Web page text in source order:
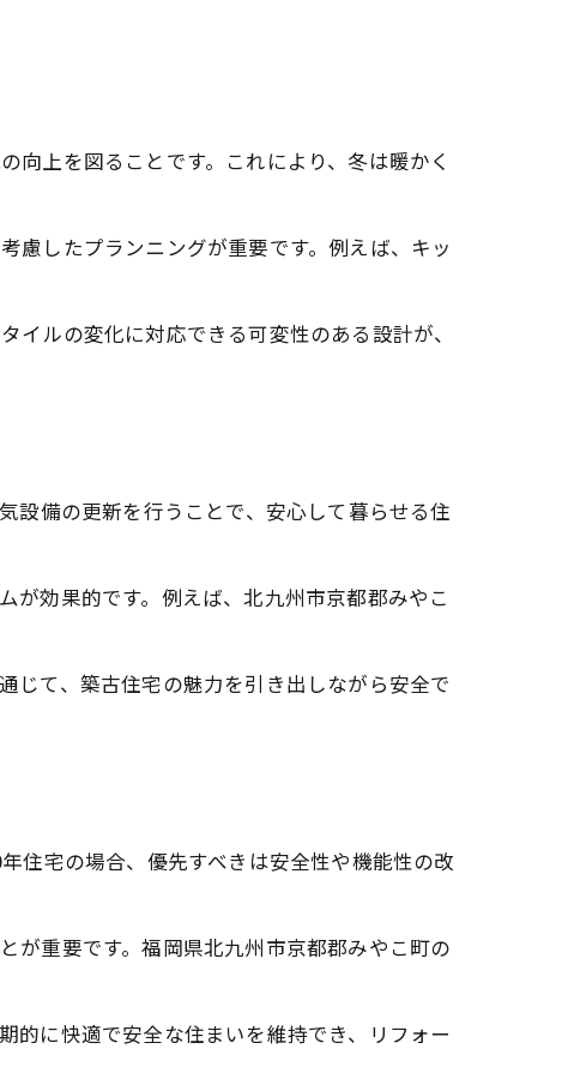
上を図ることです。これにより、冬は暖かく
慮したプランニングが重要です。例えば、キッ
ルの変化に対応できる可変性のある設計が、
設備の更新を行うことで、安心して暮らせる住
が効果的です。例えば、北九州市京都郡みやこ
じて、築古住宅の魅力を引き出しながら安全で
住宅の場合、優先すべきは安全性や機能性の改
が重要です。福岡県北九州市京都郡みやこ町の
的に快適で安全な住まいを維持でき、リフォー